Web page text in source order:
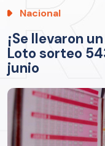
Nacional
¡Se llevaron
Loto sorteo
junio